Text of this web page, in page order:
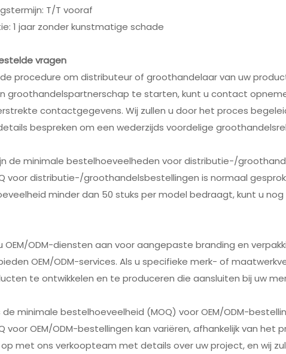
T/T vooraf
1 jaar zonder kunstmatige schade
vragen
de procedure om distributeur of groothandelaar van uw
groothandelspartnerschap te starten, kunt u contact
contactgegevens. Wij zullen u door het proces
bespreken om een wederzijds voordelige
de minimale bestelhoeveelheden voor distributie-/
voor distributie-/groothandelsbestellingen is normaal
minder dan 50 stuks per model bedraagt, kunt u
OEM/ODM-diensten aan voor aangepaste branding en
OEM/ODM-services. Als u specifieke merk- of
te ontwikkelen en te produceren die aansluiten bij uw
de minimale bestelhoeveelheid (MOQ) voor OEM/ODM-
voor OEM/ODM-bestellingen kan variëren, afhankelijk van
met ons verkoopteam met details over uw project, en wij